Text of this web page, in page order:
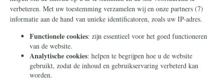
U kunt onze Nederlandse cultuur
redden! Doneer nu.
Makkelijk en snel doneren kan viaiDEAL. Wilt u liever
zelf overmaken, dan kan dat naar: Rekeningnummer:
NL38 ABNA 0426 8919 29